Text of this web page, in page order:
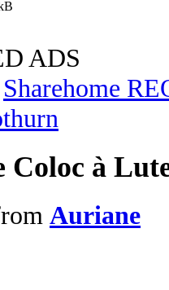
ADS
Sharehome
Coloc à
Auriane